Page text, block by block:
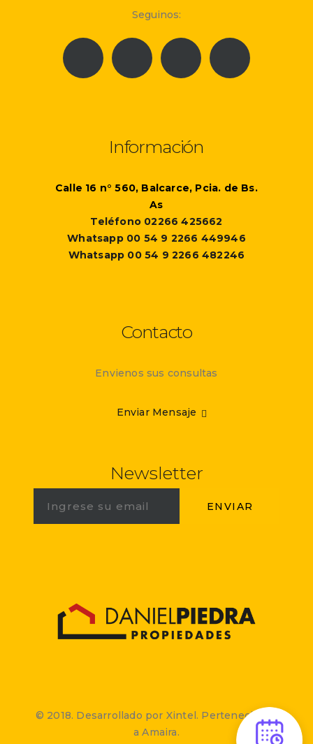
Seguinos:
Información
Calle 16 n° 560, Balcarce, Pcia. de Bs.
As
Teléfono 02266 425662
Whatsapp 00 54 9 2266 449946
Whatsapp 00 54 9 2266 482246
Contacto
Envienos sus consultas
Enviar Mensaje
Newsletter
© 2018. Desarrollado por Xintel. Perteneciente
a Amaira.